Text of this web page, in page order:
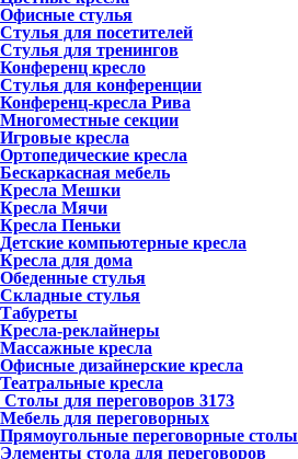
Офисные стулья
Стулья для посетителей
Стулья для тренингов
Конференц кресло
Стулья для конференции
Конференц-кресла Рива
Многоместные секции
Игровые кресла
Ортопедические кресла
Бескаркасная мебель
Кресла Мешки
Кресла Мячи
Кресла Пеньки
Детские компьютерные кресла
Кресла для дома
Обеденные стулья
Складные стулья
Табуреты
Кресла-реклайнеры
Массажные кресла
Офисные дизайнерские кресла
Театральные кресла
Столы для переговоров 3173
Мебель для переговорных
Прямоугольные переговорные столы
Элементы стола для переговоров